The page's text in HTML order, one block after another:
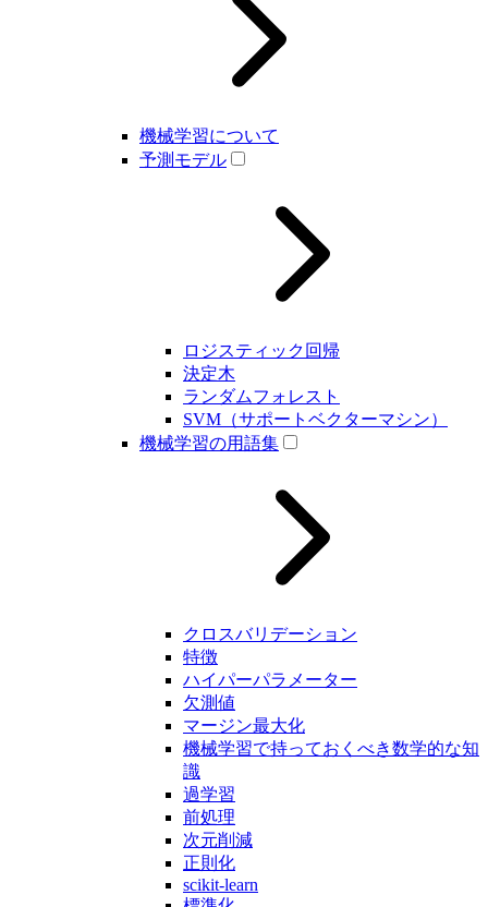
機械学習について
予測モデル
ロジスティック回帰
決定木
ランダムフォレスト
SVM（サポートベクターマシン）
機械学習の用語集
クロスバリデーション
特徴
ハイパーパラメーター
欠測値
マージン最大化
機械学習で持っておくべき数学的な知
識
過学習
前処理
次元削減
正則化
scikit-learn